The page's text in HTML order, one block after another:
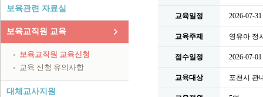
보육관련 자료실
보육교직원 교육
보육교직원 교육신청
교육 신청 유의사항
대체교사지원
교육일정 2026-07-
교육주제 영유아 정
접수일정 2026-07-
교육대상 포천시 관